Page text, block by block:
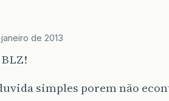
de 2013
simples porem não